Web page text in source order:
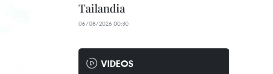
Tailandia
06/08/2026 00:30
VIDEOS